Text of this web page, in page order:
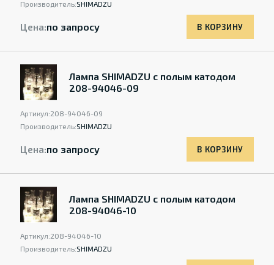
Производитель:SHIMADZU
Цена:по запросу В КОРЗИНУ
Лампа SHIMADZU с полым катодом
208-94046-09
Артикул:208-94046-09
Производитель:SHIMADZU
Цена:по запросу В КОРЗИНУ
Лампа SHIMADZU с полым катодом
208-94046-10
Артикул:208-94046-10
Производитель:SHIMADZU